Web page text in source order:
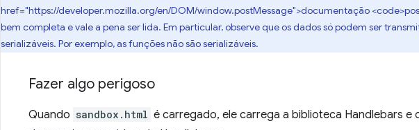
href="https://developer.mozilla.org/en/DOM/window.postMessage">documentação
bem completa e vale a pena ser lida. Em particular, observe que os dados só podem ser
serializáveis. Por exemplo, as funções não são serializáveis.
Fazer algo perigoso
Quando sandbox.html é carregado, ele carrega a biblioteca Handlebars e